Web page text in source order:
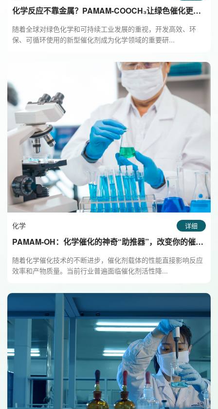
化学反应不靠金属？PAMAM-COOCH₃让绿色催化更简
随着全球对绿色化学和可持续工业发展的重视，开发高效、环
保、可循环使用的新型催化剂成为化学领域的重要研...
化学 详细
PAMAM-OH：化学催化的神奇“助推器”，改变你的催化
随着化学催化技术的不断进步，催化剂载体的性能直接影响反应
效率和产物质量。当前行业普遍面临催化剂活性降...